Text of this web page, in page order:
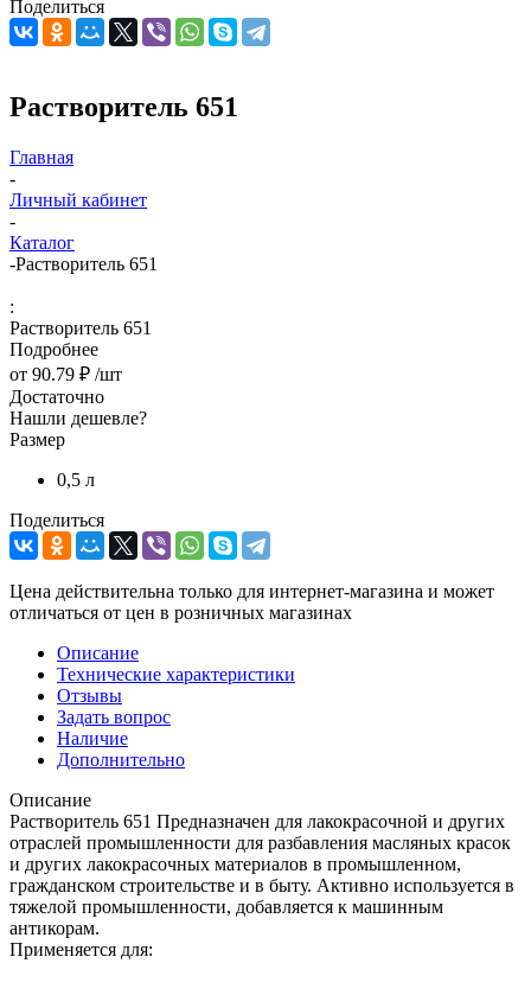
Поделиться
Растворитель 651
Главная
-
Личный кабинет
-
Каталог
-Растворитель 651
:
Растворитель 651
Подробнее
от 90.79 ₽ /шт
Достаточно
Нашли дешевле?
Размер
0,5 л
Поделиться
Цена действительна только для интернет-магазина и может
отличаться от цен в розничных магазинах
Описание
Технические характеристики
Отзывы
Задать вопрос
Наличие
Дополнительно
Описание
Растворитель 651 Предназначен для лакокрасочной и других
отраслей промышленности для разбавления масляных красок
и других лакокрасочных материалов в промышленном,
гражданском строительстве и в быту. Активно используется в
тяжелой промышленности, добавляется к машинным
антикорам.
Применяется для: